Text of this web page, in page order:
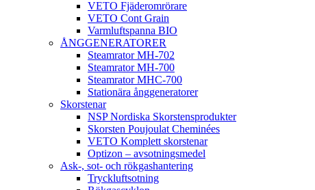
VETO Fjäderomrörare
VETO Cont Grain
Varmluftspanna BIO
ÅNGGENERATORER
Steamrator MH-702
Steamrator MH-700
Steamrator MHC-700
Stationära ånggeneratorer
Skorstenar
NSP Nordiska Skorstensprodukter
Skorsten Poujoulat Cheminées
VETO Komplett skorstenar
Optizon – avsotningsmedel
Ask-, sot- och rökgashantering
Tryckluftsotning